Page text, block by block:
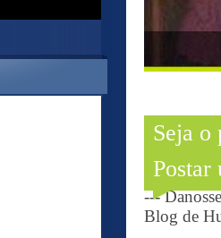
Seja o
Postar
---
Blog de